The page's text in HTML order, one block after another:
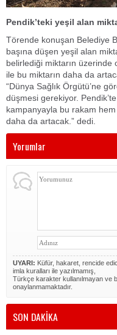
Pendik’teki yeşil alan
Törende konuşan Belediye
başına düşen yeşil alan
belirlediği miktarın
ile bu miktarın daha da
“Dünya Sağlık Örgütü’ne
düşmesi gerekiyor.
kampanyayla bu rakam
daha da artacak.” dedi.
Yorumlar
UYARI: Küfür, hakaret, rencide
imla kuralları ile yazılmamış,
Türkçe karakter kullanılmayan ve
onaylanmamaktadır.
SON DAKİKA